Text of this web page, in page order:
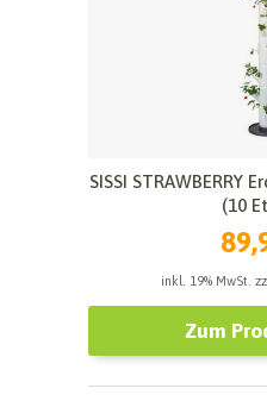
SISSI STRAWBERRY
(10
inkl. 19% MwSt.
Zum